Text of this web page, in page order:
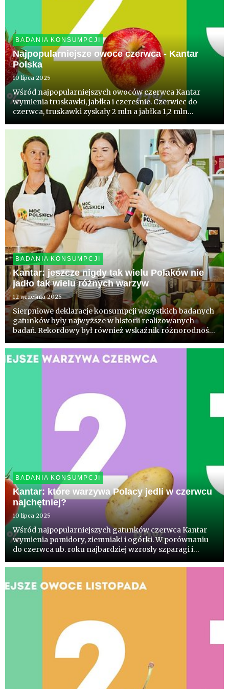
BADANIA KONSUMPCJI
Najpopularniejsze owoce czerwca - Kantar
Polska
10 lipca 2025
Wśród najpopularniejszych owoców czerwca Kantar
wymienia truskawki, jabłka i czereśnie. Czerwiec do
czerwca, truskawki zyskały 2 mln a jabłka 1,2 mln
liczby konsumentów należy do jagody kamczackiej -
42%, borówki - 38% ...
BADANIA KONSUMPCJI
Kantar: jeszcze nigdy tak wielu Polaków nie
jadło tak wielu różnych warzyw
12 września 2025
Sierpniowe deklaracje konsumpcji wszystkich badanych
gatunków były najwyższe w historii realizowanych
badań. Rekordowy był również wskaźnik różnorodności
najpopularniejszych gatunków sierpnia Kantar
wymienia pomidory, ogórki ...
BADANIA KONSUMPCJI
Kantar: które warzywa Polacy jedli w czerwcu
najchętniej?
10 lipca 2025
Wśród najpopularniejszych gatunków czerwca Kantar
wymienia pomidory, ziemniaki i ogórki. W porównaniu
do czerwca ub. roku najbardziej wzrosły szparagi i
początku realizacji monitoringu, czyli przez 5 lat,
najbardziej wz...